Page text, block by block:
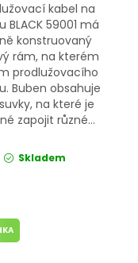
kabel na
BLACK 59001 má
konstruovaný
rám, na kterém
prodlužovacího
Buben obsahuje
na které je
zapojit různé...
Skladem